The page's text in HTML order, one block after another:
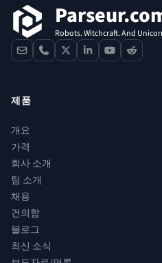
Robots. Witchcraft. And
contactphone
x linkedinyoutube
reddit
제품
개요
가격
회사 소개
팀 소개
채용
건의함
블로그
최신 소식